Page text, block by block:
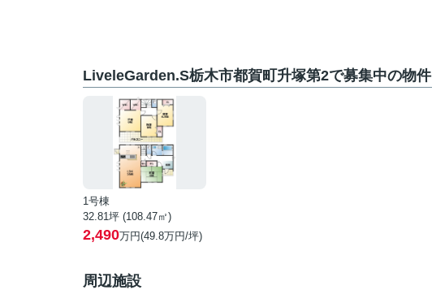
LiveleGarden.S栃木市都賀町升塚第2で募集中の物件
1号棟
32.81坪 (108.47㎡)
2,490万円(49.8万円/坪)
周辺施設